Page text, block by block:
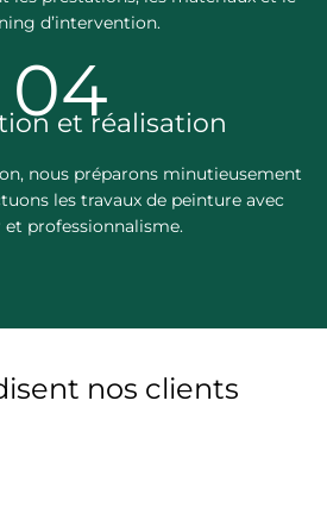
d’intervention.
04
et réalisation
nous préparons minutieusement
les travaux de peinture avec
professionnalisme.
nos clients